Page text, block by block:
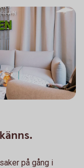
på gång i